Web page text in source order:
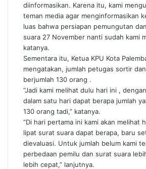
diinformasikan. Karena itu, kami
teman media agar menginformasikan
luas bahwa persiapan pemungutan
suara 27 November nanti sudah kami
katanya.
Sementara itu, Ketua KPU Kota
mengatakan, jumlah petugas sortir
berjumlah 130 orang .
“Jadi kami melihat dulu hari ini ,
dalam satu hari dapat berapa jumlah
130 orang tadi,” katanya.
“Di hari pertama ini kami akan melihat
lipat surat suara dapat berapa, baru
dievaluasi. Untuk jumlah belum kami
perbedaan pemilu dan surat suara
lebih cepat,” lanjutnya.